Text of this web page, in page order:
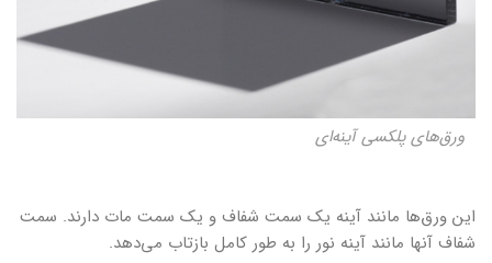
ورق‌های پلکسی آینه‌ای
این ورق‌ها مانند آینه یک سمت شفاف و یک سمت مات دارند. سمت
شفاف آنها مانند آینه نور را به طور کامل بازتاب می‌دهد.